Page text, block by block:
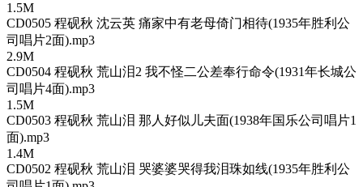
1.5M
CD0505 程砚秋 沈云英 痛家中有老母倚门相待(1935年胜利公
司唱片2面).mp3
2.9M
CD0504 程砚秋 荒山泪2 我不怪二公差奉行命令(1931年长城公
司唱片4面).mp3
1.5M
CD0503 程砚秋 荒山泪 那人好似儿夫面(1938年国乐公司唱片1
面).mp3
1.4M
CD0502 程砚秋 荒山泪 哭婆婆哭得我泪珠如线(1935年胜利公